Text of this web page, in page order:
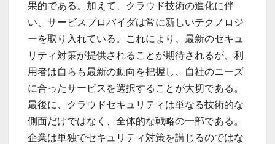
果的である。加えて、クラウド技術の進化に伴
い、サービスプロバイダは常に新しいテクノロジ
ーを取り入れている。これにより、最新のセキュ
リティ対策が提供されることが期待されるが、利
用者は自らも最新の動向を把握し、自社のニーズ
に合ったサービスを選択することが大切である。
最後に、クラウドセキュリティは単なる技術的な
側面だけではなく、全体的な戦略の一部である。
企業は単独でセキュリティ対策を講じるのではな